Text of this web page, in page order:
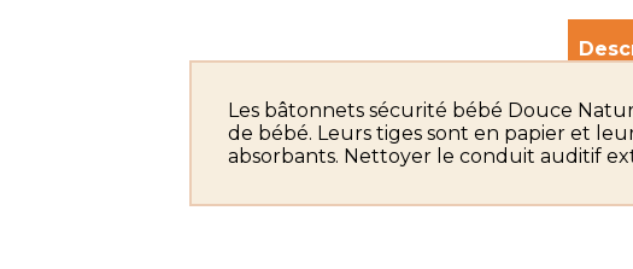
Les bâtonnets sécurité bébé Douce
de bébé. Leurs tiges sont en papier et
absorbants. Nettoyer le conduit auditif